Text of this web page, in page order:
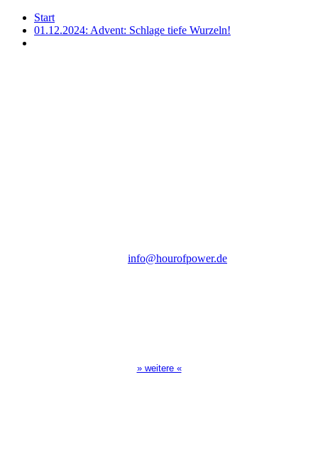
Start
01.12.2024: Advent: Schlage tiefe Wurzeln!
info@hourofpower.de
» weitere «